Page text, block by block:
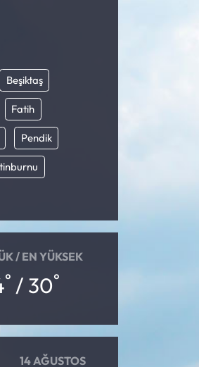
Beşiktaş
Fatih
Pendik
/ EN YÜKSEK
° / 30°
14 AĞUSTOS